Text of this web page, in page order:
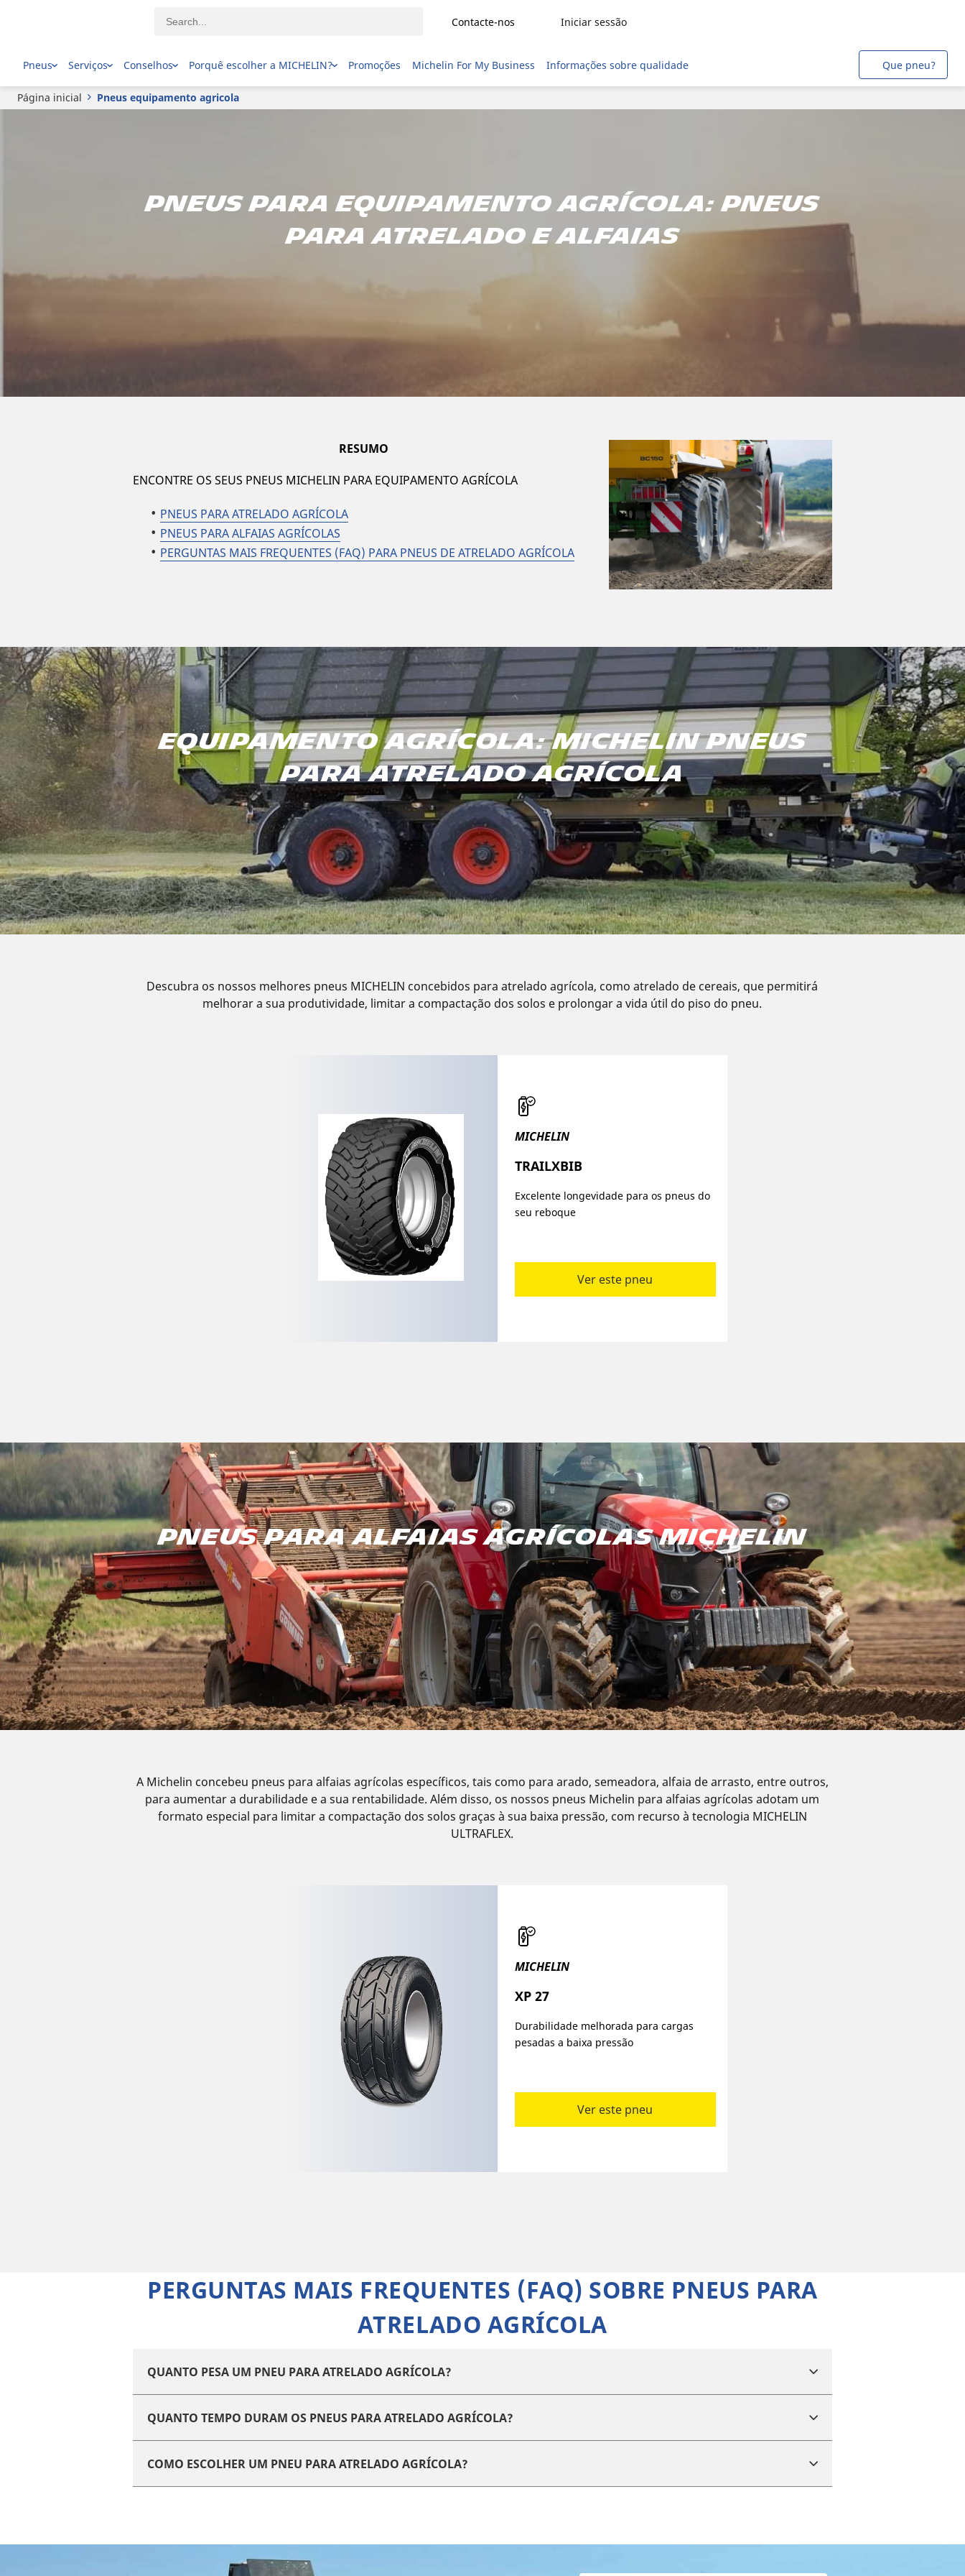
Contacte-nos Iniciar sessão
Pneus Serviços Conselhos Porquê escolher a MICHELIN? Promoções Michelin For My Business Informações sobre qualidade Que pneu?
Página inicial Pneus equipamento agricola
Pneus para equipamento agrícola: pneus
para atrelado e alfaias
RESUMO
ENCONTRE OS SEUS PNEUS MICHELIN PARA EQUIPAMENTO AGRÍCOLA
PNEUS PARA ATRELADO AGRÍCOLA
PNEUS PARA ALFAIAS AGRÍCOLAS
PERGUNTAS MAIS FREQUENTES (FAQ) PARA PNEUS DE ATRELADO AGRÍCOLA
EQUIPAMENTO AGRÍCOLA: MICHELIN PNEUS
PARA ATRELADO AGRÍCOLA
Descubra os nossos melhores pneus MICHELIN concebidos para atrelado agrícola, como atrelado de cereais, que permitirá
melhorar a sua produtividade, limitar a compactação dos solos e prolongar a vida útil do piso do pneu.
MICHELIN
TRAILXBIB
Excelente longevidade para os pneus do
seu reboque
Ver este pneu
PNEUS PARA ALFAIAS AGRÍCOLAS MICHELIN
A Michelin concebeu pneus para alfaias agrícolas específicos, tais como para arado, semeadora, alfaia de arrasto, entre outros,
para aumentar a durabilidade e a sua rentabilidade. Além disso, os nossos pneus Michelin para alfaias agrícolas adotam um
formato especial para limitar a compactação dos solos graças à sua baixa pressão, com recurso à tecnologia MICHELIN
ULTRAFLEX.
MICHELIN
XP 27​
Durabilidade melhorada para cargas
pesadas a baixa pressão
Ver este pneu
PERGUNTAS MAIS FREQUENTES (FAQ) SOBRE PNEUS PARA
ATRELADO AGRÍCOLA
QUANTO PESA UM PNEU PARA ATRELADO AGRÍCOLA?
QUANTO TEMPO DURAM OS PNEUS PARA ATRELADO AGRÍCOLA?
COMO ESCOLHER UM PNEU PARA ATRELADO AGRÍCOLA?